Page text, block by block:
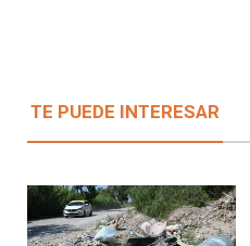
TE PUEDE INTERESAR